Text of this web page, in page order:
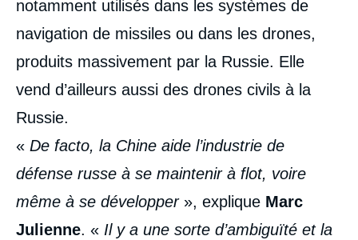
notamment utilisés dans les systèmes de
navigation de missiles ou dans les drones,
produits massivement par la Russie. Elle
vend d’ailleurs aussi des drones civils à la
Russie.
« De facto, la Chine aide l’industrie de
défense russe à se maintenir à flot, voire
même à se développer», explique Marc
Julienne. « Il y a une sorte d’ambiguïté et la